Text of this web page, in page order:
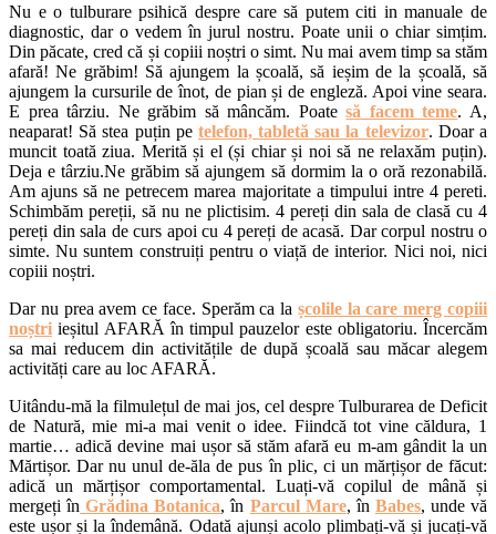
Nu e o tulburare psihică despre care să putem citi in manuale de
diagnostic, dar o vedem în jurul nostru. Poate unii o chiar simțim.
Din păcate, cred că și copiii noștri o simt. Nu mai avem timp sa stăm
afară! Ne grăbim! Să ajungem la școală, să ieșim de la școală, să
ajungem la cursurile de înot, de pian și de engleză. Apoi vine seara.
E prea târziu. Ne grăbim să mâncăm. Poatesă facem teme. A,
neaparat! Să stea puțin pe telefon, tabletă sau la televizor. Doar a
muncit toată ziua. Merită și el (și chiar și noi să ne relaxăm puțin).
Deja e târziu.Ne grăbim să ajungem să dormim la o oră rezonabilă.
Am ajuns să ne petrecem marea majoritate a timpului intre 4 pereti.
Schimbăm pereții, să nu ne plictisim. 4 pereți din sala de clasă cu 4
pereți din sala de curs apoi cu 4 pereți de acasă. Dar corpul nostru o
simte. Nu suntem construiți pentru o viață de interior. Nici noi, nici
copiii noștri.
Dar nu prea avem ce face. Sperăm ca la școlile la care merg copiii
noștri ieșitul AFARĂ în timpul pauzelor este obligatoriu. Încercăm
sa mai reducem din activitățile de după școală sau măcar alegem
activități care au loc AFARĂ.
Uitându-mă la filmulețul de mai jos, cel despre Tulburarea de Deficit
de Natură, mie mi-a mai venit o idee. Fiindcă tot vine căldura, 1
martie… adică devine mai ușor să stăm afară eu m-am gândit la un
Mărtișor. Dar nu unul de-ăla de pus în plic, ci un mărțișor de făcut:
adică un mărțișor comportamental. Luați-vă copilul de mână și
mergeți în Grădina Botanica, în Parcul Mare, în Babes, unde vă
este ușor și la îndemână. Odată ajunși acolo plimbați-vă și jucați-vă